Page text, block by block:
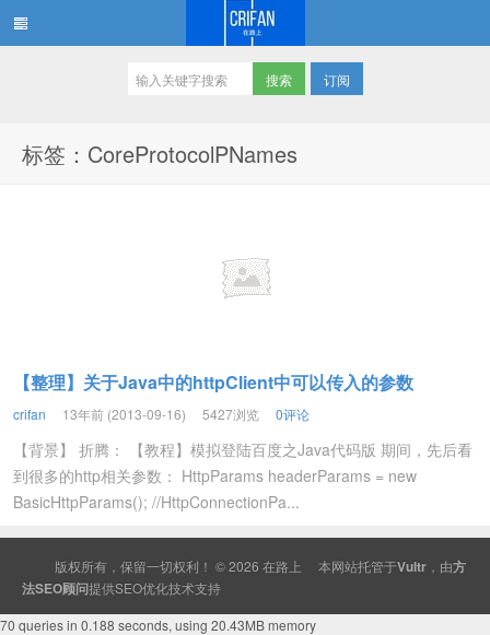
订阅
标签：CoreProtocolPNames
【整理】关于Java中的httpClient中可以传入的参数
crifan 13年前 (2013-09-16) 5427浏览 0评论
【背景】 折腾： 【教程】模拟登陆百度之Java代码版 期间，先后看
到很多的http相关参数： HttpParams headerParams = new
BasicHttpParams(); //HttpConnectionPa...
版权所有，保留一切权利！ © 2026 在路上 本网站托管于Vultr ，由方
法SEO顾问提供SEO优化技术支持
70 queries in 0.188 seconds, using 20.43MB memory